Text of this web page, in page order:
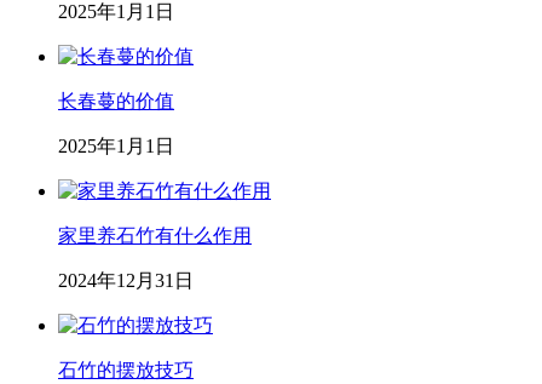
2025年1月1日
长春蔓的价值
2025年1月1日
家里养石竹有什么作用
2024年12月31日
石竹的摆放技巧